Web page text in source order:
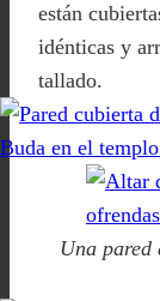
están
idénticas y
tallado.
Una pared